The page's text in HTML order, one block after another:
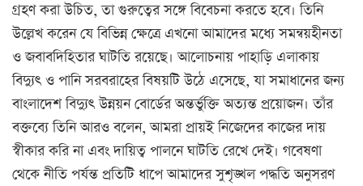
গ্রহণ করা উচিত, তা গুরুত্বের সঙ্গে বিবেচনা করতে হবে। তিনি
উল্লেখ করেন যে বিভিন্ন ক্ষেত্রে এখনো আমাদের মধ্যে সমন্বয়হীনতা
ও জবাবদিহিতার ঘাটতি রয়েছে। আলোচনায় পাহাড়ি এলাকায়
বিদ্যুৎ ও পানি সরবরাহের বিষয়টি উঠে এসেছে, যা সমাধানের জন্য
বাংলাদেশ বিদ্যুৎ উন্নয়ন বোর্ডের অন্তর্ভুক্তি অত্যন্ত প্রয়োজন। তাঁর
বক্তব্যে তিনি আরও বলেন, আমরা প্রায়ই নিজেদের কাজের দায়
স্বীকার করি না এবং দায়িত্ব পালনে ঘাটতি রেখে দেই। গবেষণা
থেকে নীতি পর্যন্ত প্রতিটি ধাপে আমাদের সুশৃঙ্খল পদ্ধতি অনুসরণ